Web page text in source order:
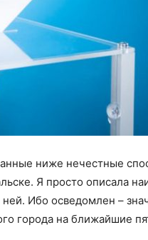
ниже нечестные
Я просто описала
Ибо осведомлен –
города на ближайшие